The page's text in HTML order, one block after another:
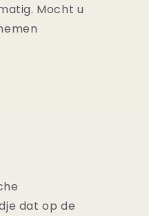
Mocht u
dat op de